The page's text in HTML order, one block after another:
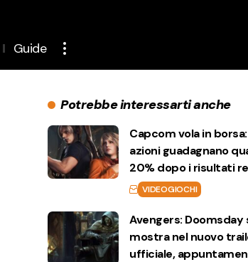
Guide
Potrebbe interessarti anche
Capcom vola in
azioni guadagnano
20% dopo i risultati
VIDEOGIOCHI
Avengers: Doomsday
mostra nel nuovo
ufficiale,